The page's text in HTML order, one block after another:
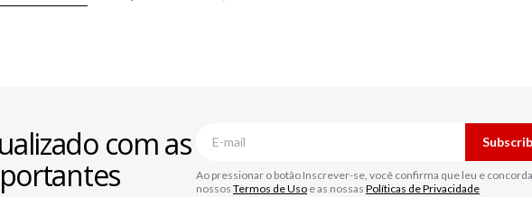
com as
Ao pressionar o botão Inscrever-se, você confirma que leu e
nossos Termos de Uso e as nossas Políticas de Privacidade